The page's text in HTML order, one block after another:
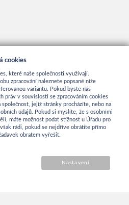
cookies
které naše společnosti využívají.
zpracování naleznete popsané níže
variantu. Pokud byste nás
práv v souvislosti se zpracováním cookies
jejíž stránky procházíte, nebo na
údajů. Pokud si myslíte, že s osobními
máte možnost podat stížnost u Úřadu pro
rádi, pokud se nejdříve obrátíte přímo
obratem vyřešit.
Nastavení